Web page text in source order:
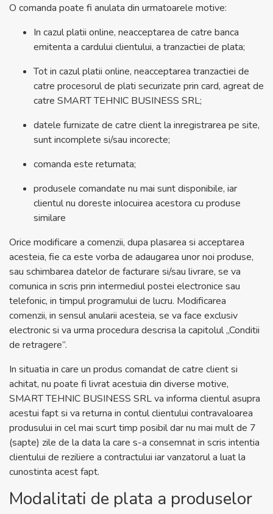
O comanda poate fi anulata din urmatoarele motive:
In cazul platii online, neacceptarea de catre banca
emitenta a cardului clientului, a tranzactiei de plata;
Tot in cazul platii online, neacceptarea tranzactiei de
catre procesorul de plati securizate prin card, agreat de
catre SMART TEHNIC BUSINESS SRL;
datele furnizate de catre client la inregistrarea pe site,
sunt incomplete si/sau incorecte;
comanda este returnata;
produsele comandate nu mai sunt disponibile, iar
clientul nu doreste inlocuirea acestora cu produse
similare
Orice modificare a comenzii, dupa plasarea si acceptarea
acesteia, fie ca este vorba de adaugarea unor noi produse,
sau schimbarea datelor de facturare si/sau livrare, se va
comunica in scris prin intermediul postei electronice sau
telefonic, in timpul programului de lucru. Modificarea
comenzii, in sensul anularii acesteia, se va face exclusiv
electronic si va urma procedura descrisa la capitolul „Conditii
de retragere”.
In situatia in care un produs comandat de catre client si
achitat, nu poate fi livrat acestuia din diverse motive,
SMART TEHNIC BUSINESS SRL va informa clientul asupra
acestui fapt si va returna in contul clientului contravaloarea
produsului in cel mai scurt timp posibil dar nu mai mult de 7
(sapte) zile de la data la care s-a consemnat in scris intentia
clientului de reziliere a contractului iar vanzatorul a luat la
cunostinta acest fapt.
Modalitati de plata a produselor